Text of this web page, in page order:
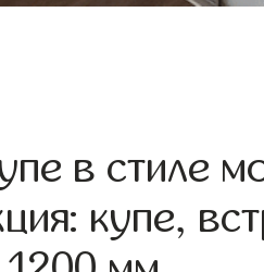
в стиле
купе,